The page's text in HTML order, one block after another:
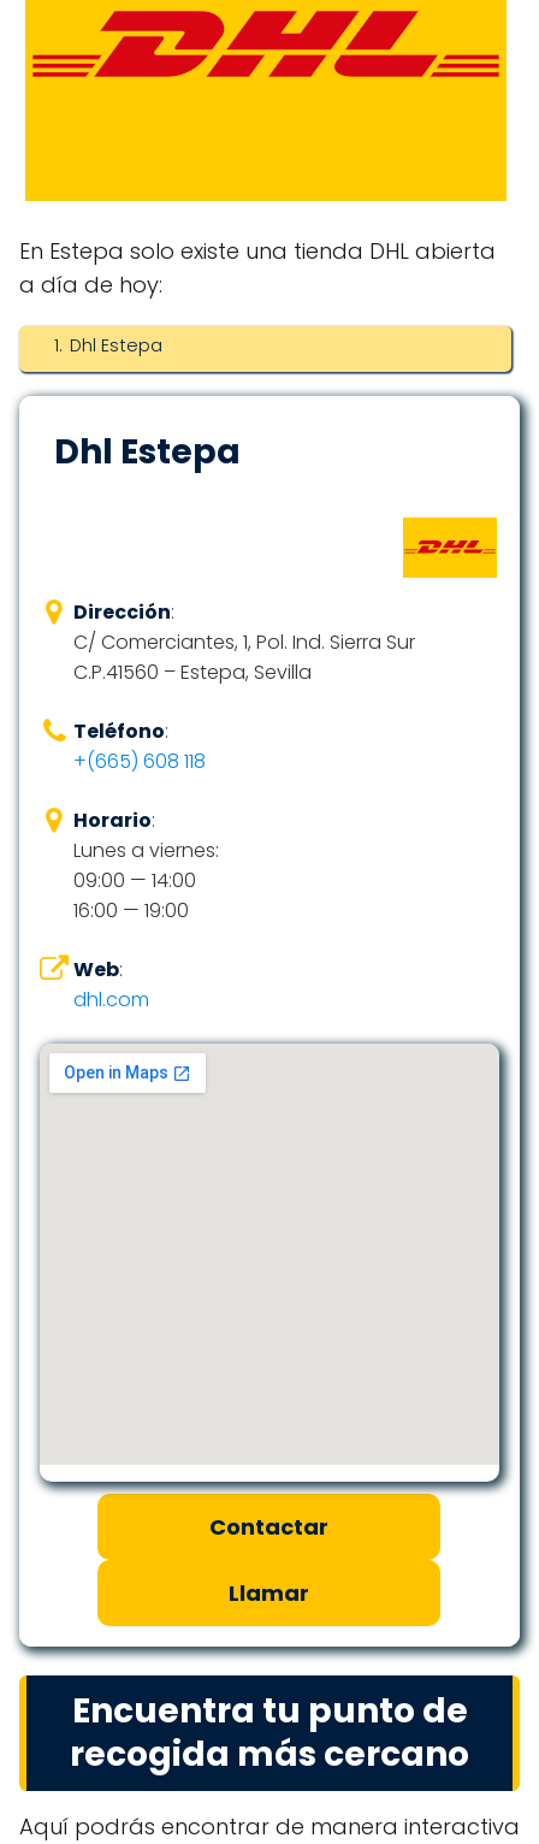
En Estepa solo existe una tienda DHL abierta
a día de hoy:
Dhl Estepa
Dhl Estepa
Dirección:
C/ Comerciantes, 1, Pol. Ind. Sierra Sur
C.P.41560 – Estepa, Sevilla
Teléfono:
+(665) 608 118
Horario:
Lunes a viernes:
09:00 — 14:00
16:00 — 19:00
Web:
dhl.com
Contactar
Llamar
Encuentra tu punto de
recogida más cercano
Aquí podrás encontrar de manera interactiva